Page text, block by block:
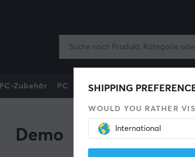
PC-Zubehör PC Konsole Gaming-Stühle
SHIPPING
WOULD YOU RATHER
International
Demo